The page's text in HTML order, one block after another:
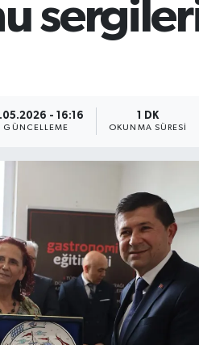
- 16:16
GÜNCELLEME
1 DK
OKUNMA SÜRESI